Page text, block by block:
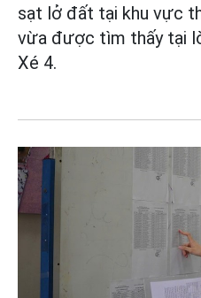
sạt lở đất tại khu vực
vừa được tìm thấy tại
Xé 4.